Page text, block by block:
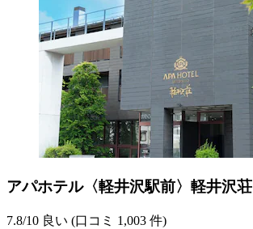
アパホテル〈軽井沢駅前〉軽井沢荘
7.8/10 良い (口コミ 1,003 件)